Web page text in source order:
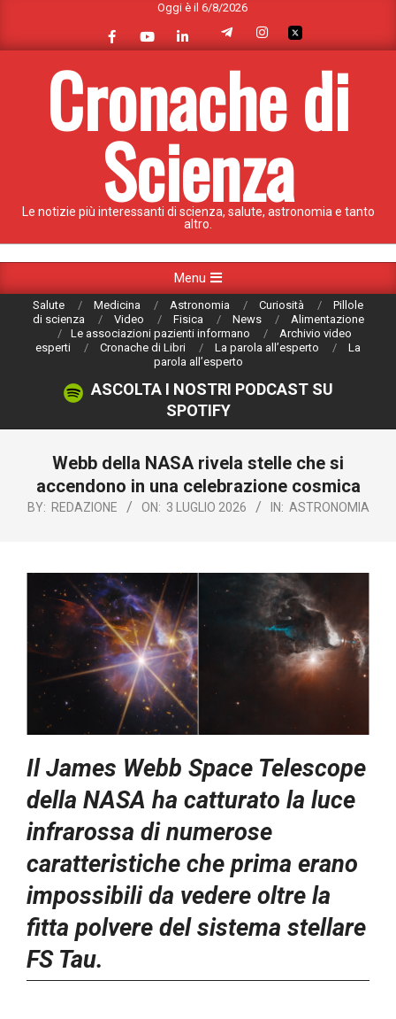
content
Oggi è il 6/8/2026
Cronache di
Scienza
Le notizie più interessanti di scienza, salute, astronomia e tanto
altro.
Navigation
Menu
Salute Medicina Astronomia Curiosità
Pillole
di scienza
Video Fisica News
Alimentazione
Le associazioni pazienti informano
Archivio video
esperti
Cronache di Libri La parola all’esperto
La
parola all’esperto
ASCOLTA I NOSTRI PODCAST SU
SPOTIFY
Webb della NASA rivela stelle che si
accendono in una celebrazione cosmica
BY: REDAZIONE ON: 3 LUGLIO 2026 IN: ASTRONOMIA
Il James Webb Space Telescope
della NASA ha catturato la luce
infrarossa di numerose
caratteristiche che prima erano
impossibili da vedere oltre la
fitta polvere del sistema stellare
FS Tau.